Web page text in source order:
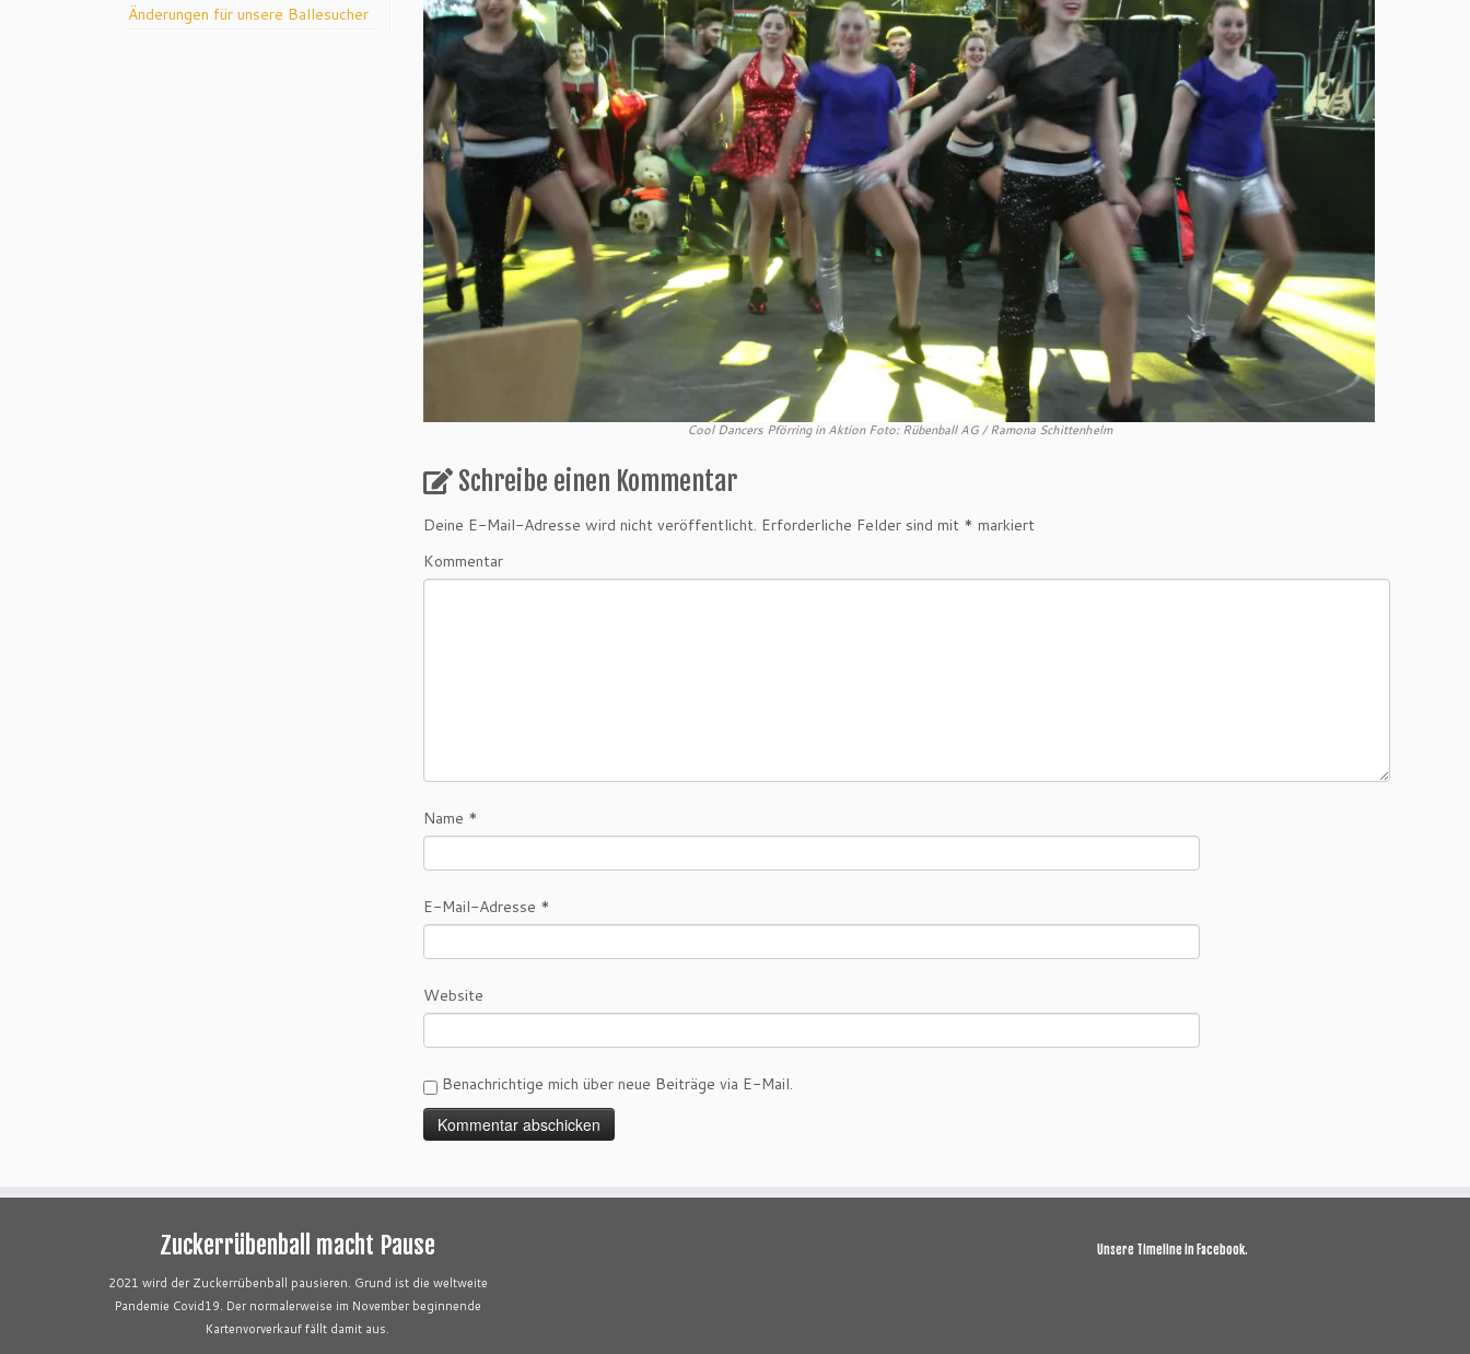
Änderungen für unsere Ballesucher
Cool Dancers Pförring in Aktion Foto: Rübenball AG / Ramona Schittenhelm
Schreibe einen Kommentar
Deine E-Mail-Adresse wird nicht veröffentlicht. Erforderliche Felder sind mit * markiert
Kommentar
Name *
E-Mail-Adresse *
Website
Benachrichtige mich über neue Beiträge via E-Mail.
Zuckerrübenball macht Pause
2021 wird der Zuckerrübenball pausieren. Grund ist die weltweite
Pandemie Covid19. Der normalerweise im November beginnende
Kartenvorverkauf fällt damit aus.
Unsere Timeline in Facebook.